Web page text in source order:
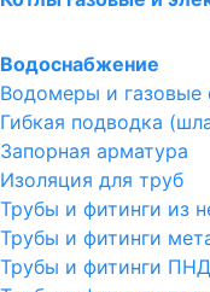
Водоснабжение
Водомеры и газовые
Гибкая подводка
Запорная арматура
Изоляция для труб
Трубы и фитинги из
Трубы и фитинги
Трубы и фитинги ПНД